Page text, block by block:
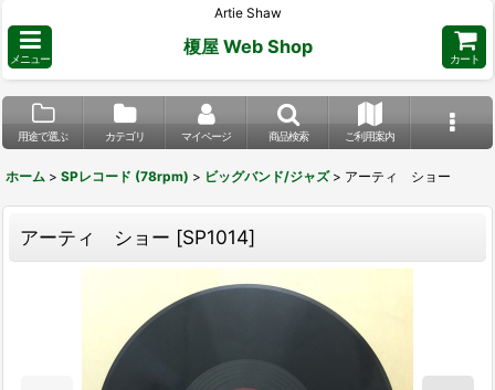
Artie Shaw
メニュー
榎屋 Web Shop
カート
用途で選ぶ カテゴリ マイページ 商品検索 ご利用案内
ホーム > SPレコード (78rpm) > ビッグバンド/ジャズ > アーティ ショー
アーティ ショー [SP1014]